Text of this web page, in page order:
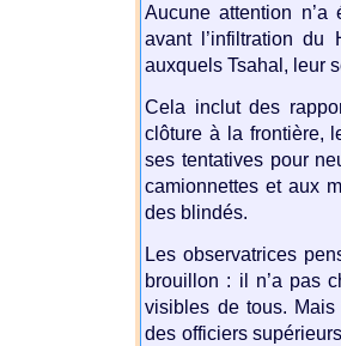
Aucune attention n’a
avant l’infiltration du
auxquels Tsahal, leur
Cela inclut des
clôture à la frontière,
ses tentatives pour
camionnettes et aux
des blindés.
Les observatrices
brouillon : il n’a pas
visibles de tous.
des officiers